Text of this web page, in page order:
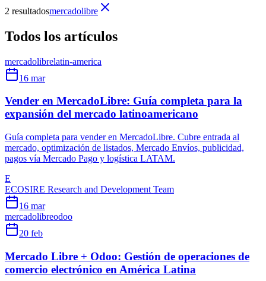
2 resultadosmercadolibre
Todos los artículos
mercadolibrelatin-america
16 mar
Vender en MercadoLibre: Guía completa para la
expansión del mercado latinoamericano
Guía completa para vender en MercadoLibre. Cubre entrada al
mercado, optimización de listados, Mercado Envíos, publicidad,
pagos vía Mercado Pago y logística LATAM.
E
ECOSIRE Research and Development Team
16 mar
mercadolibreodoo
20 feb
Mercado Libre + Odoo: Gestión de operaciones de
comercio electrónico en América Latina